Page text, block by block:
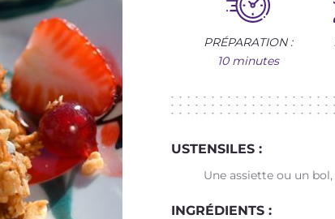
PRÉPARATION :
10 minutes
USTENSILES :
Une assiette ou un bol
INGRÉDIENTS :